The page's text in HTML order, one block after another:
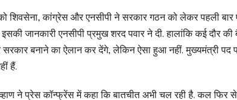
शिवसेना, कांग्रेस और एनसीपी ने सरकार गठन को लेकर पहली
जानकारी एनसीपी प्रमुख शरद पवार ने दी. हालांकि कई दौर की
बनाने का ऐलान कर देंगे, लेकिन ऐसा हुआ नहीं. मुख्यमंत्री पद
हैं.
ने प्रेस कॉन्फ्रेंस में कहा कि बातचीत अभी चल रही है. कल फिर से